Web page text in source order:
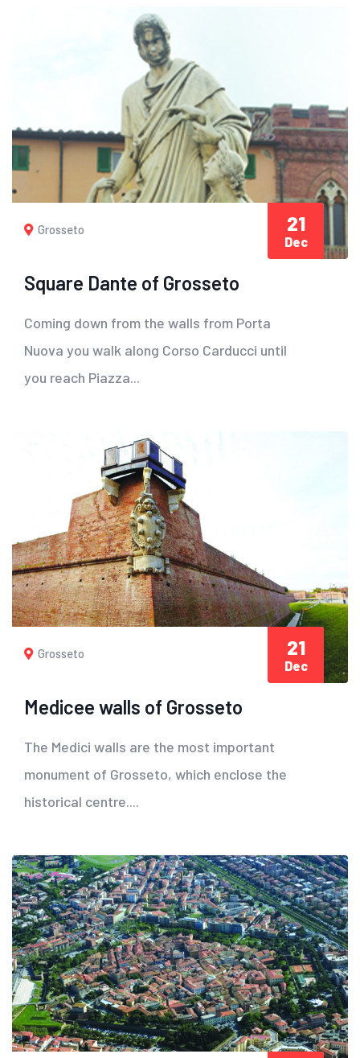
Grosseto
Square Dante of Grosseto
Coming down from the walls from Porta
Nuova you walk along Corso Carducci until
you reach Piazza...
21
Dec
Grosseto
Medicee walls of Grosseto
The Medici walls are the most important
monument of Grosseto, which enclose the
historical centre....
21
Dec